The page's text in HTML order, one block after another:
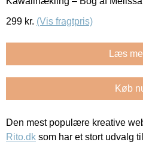
299 kr. (Vis fragtpris)
Læs
Køb
Den mest populære kreative
Rito.dk som har et stort udvalg